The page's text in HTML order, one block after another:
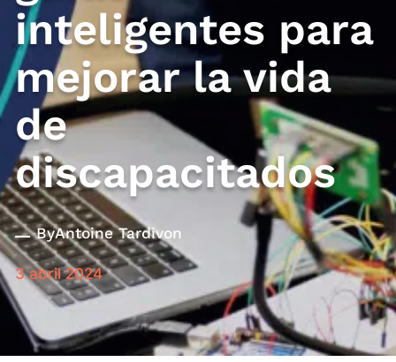
inteligentes para
mejorar la vida
de
discapacitados
ByAntoine Tardivon
3 abril 2024